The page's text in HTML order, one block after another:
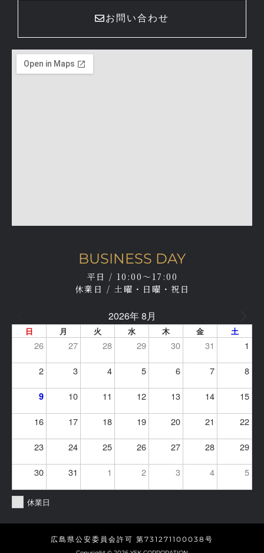
お問い合わせ
BUSINESS DAY
平日 / 10:00～17:00
休業日 / 土曜・日曜・祝日
2026年 8月
日 月 火 水 木 金 土
26 27 28 29 30 31 1
2 3 4 5 6 7 8
9 10 11 12 13 14 15
16 17 18 19 20 21 22
23 24 25 26 27 28 29
30 31 1 2 3 4 5
休業日
広島県公安委員会許可 第731271100038号